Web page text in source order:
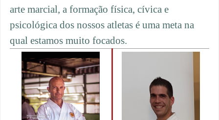
arte marcial, a formação física, cívica e
psicológica dos nossos atletas é uma meta na
qual estamos muito focados.